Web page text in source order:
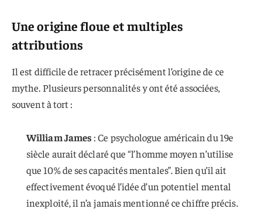
Une origine floue et multiples
attributions
Il est difficile de retracer précisément l’origine de ce
mythe. Plusieurs personnalités y ont été associées,
souvent à tort :
William James : Ce psychologue américain du 19e
siècle aurait déclaré que “l’homme moyen n’utilise
que 10% de ses capacités mentales”. Bien qu’il ait
effectivement évoqué l’idée d’un potentiel mental
inexploité, il n’a jamais mentionné ce chiffre précis.